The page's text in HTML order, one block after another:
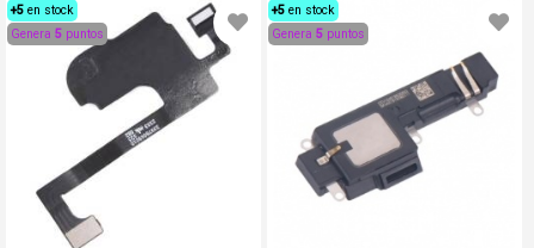
+5 en stock
Genera 5 puntos
+5 en stock
Genera 5 puntos